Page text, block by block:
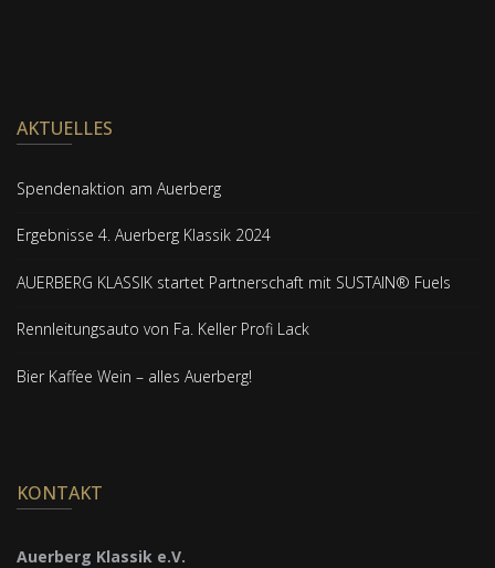
AKTUELLES
Spendenaktion am Auerberg
Ergebnisse 4. Auerberg Klassik 2024
AUERBERG KLASSIK startet Partnerschaft mit SUSTAIN® Fuels
Rennleitungsauto von Fa. Keller Profi Lack
Bier Kaffee Wein – alles Auerberg!
KONTAKT
Auerberg Klassik e.V.